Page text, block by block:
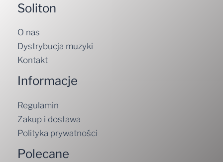
Soliton
O nas
Dystrybucja muzyki
Kontakt
Informacje
Regulamin
Zakup i dostawa
Polityka prywatności
Polecane